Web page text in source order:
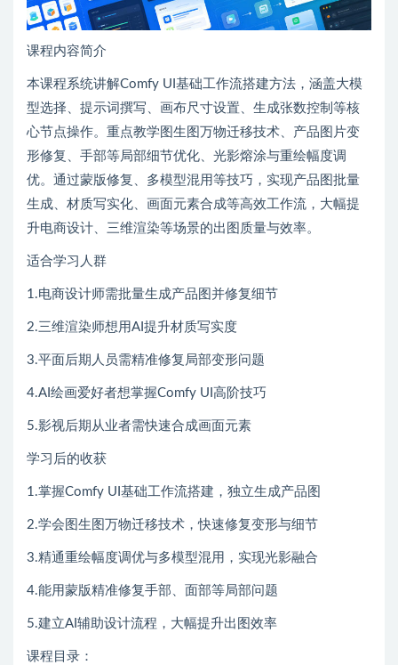
课程内容简介
本课程系统讲解Comfy UI基础工作流搭建方法，涵盖大模
型选择、提示词撰写、画布尺寸设置、生成张数控制等核
心节点操作。重点教学图生图万物迁移技术、产品图片变
形修复、手部等局部细节优化、光影熔涂与重绘幅度调
优。通过蒙版修复、多模型混用等技巧，实现产品图批量
生成、材质写实化、画面元素合成等高效工作流，大幅提
升电商设计、三维渲染等场景的出图质量与效率。
适合学习人群
1.电商设计师需批量生成产品图并修复细节
2.三维渲染师想用AI提升材质写实度
3.平面后期人员需精准修复局部变形问题
4.AI绘画爱好者想掌握Comfy UI高阶技巧
5.影视后期从业者需快速合成画面元素
学习后的收获
1.掌握Comfy UI基础工作流搭建，独立生成产品图
2.学会图生图万物迁移技术，快速修复变形与细节
3.精通重绘幅度调优与多模型混用，实现光影融合
4.能用蒙版精准修复手部、面部等局部问题
5.建立AI辅助设计流程，大幅提升出图效率
课程目录：